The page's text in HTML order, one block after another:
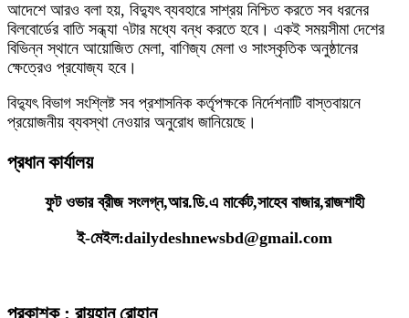
আদেশে আরও বলা হয়, বিদ্যুৎ ব্যবহারে সাশ্রয় নিশ্চিত করতে সব ধরনের
বিলবোর্ডের বাতি সন্ধ্যা ৭টার মধ্যে বন্ধ করতে হবে। একই সময়সীমা দেশের
বিভিন্ন স্থানে আয়োজিত মেলা, বাণিজ্য মেলা ও সাংস্কৃতিক অনুষ্ঠানের
ক্ষেত্রেও প্রযোজ্য হবে।
বিদ্যুৎ বিভাগ সংশ্লিষ্ট সব প্রশাসনিক কর্তৃপক্ষকে নির্দেশনাটি বাস্তবায়নে
প্রয়োজনীয় ব্যবস্থা নেওয়ার অনুরোধ জানিয়েছে।
প্রধান কার্যালয়
ফুট ওভার ব্রীজ সংলগ্ন,আর.ডি.এ মার্কেট,সাহেব বাজার,রাজশাহী
ই-মেইল:dailydeshnewsbd@gmail.com